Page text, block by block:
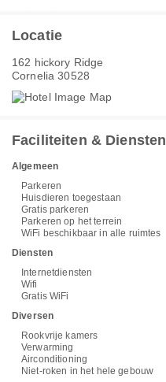
Locatie
162 hickory Ridge
Cornelia 30528
Faciliteiten & Diensten
Algemeen
Parkeren
Huisdieren toegestaan
Gratis parkeren
Parkeren op het terrein
WiFi beschikbaar in alle ruimtes
Diensten
Internetdiensten
Wifi
Gratis WiFi
Diversen
Rookvrije kamers
Verwarming
Airconditioning
Niet-roken in het hele gebouw